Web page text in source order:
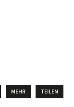
MEHR TEILEN